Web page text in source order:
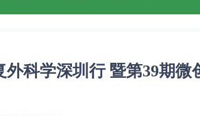
科学深圳行 暨第39期微